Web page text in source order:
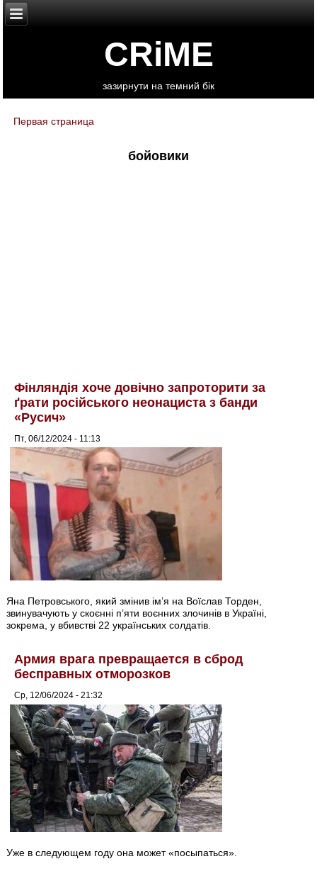
CRiME
зазирнути на темний бік
You are here
Первая страница
бойовики
Фінляндія хоче довічно запроторити за
ґрати російського неонациста з банди
«Русич»
Пт, 06/12/2024 - 11:13
Яна Петровського, який змінив ім’я на Воїслав Торден,
звинувачують у скоєнні п’яти воєнних злочинів в Україні,
зокрема, у вбивстві 22 українських солдатів.
Армия врага превращается в сброд
бесправных отморозков
Ср, 12/06/2024 - 21:32
Уже в следующем году она может «посыпаться».